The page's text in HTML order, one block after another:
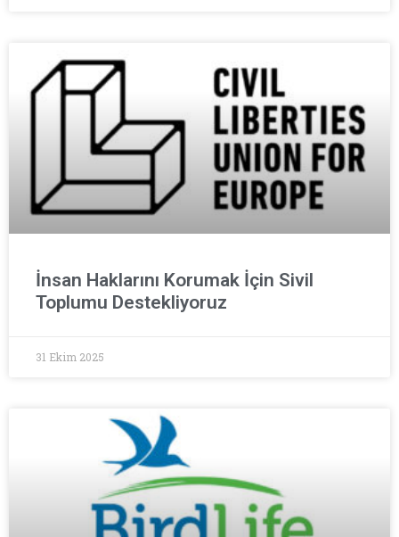
İnsan Haklarını Korumak İçin Sivil
Toplumu Destekliyoruz
31 Ekim 2025